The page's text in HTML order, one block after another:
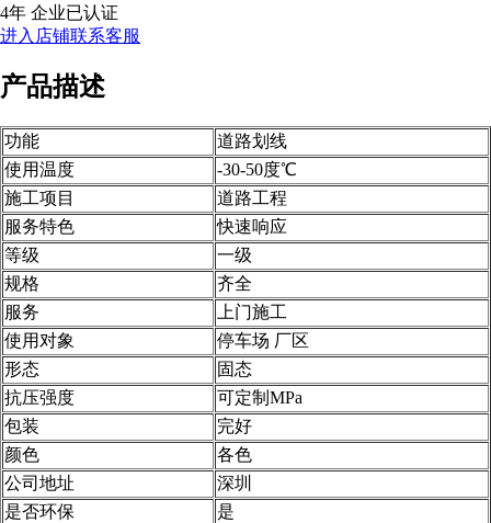
4年 企业已认证
进入店铺联系客服
产品描述
功能
道路划线
使用温度
-30-50度℃
施工项目
道路工程
服务特色
快速响应
等级
一级
规格
齐全
服务
上门施工
使用对象
停车场 厂区
形态
固态
抗压强度
可定制MPa
包装
完好
颜色
各色
公司地址
深圳
是否环保
是